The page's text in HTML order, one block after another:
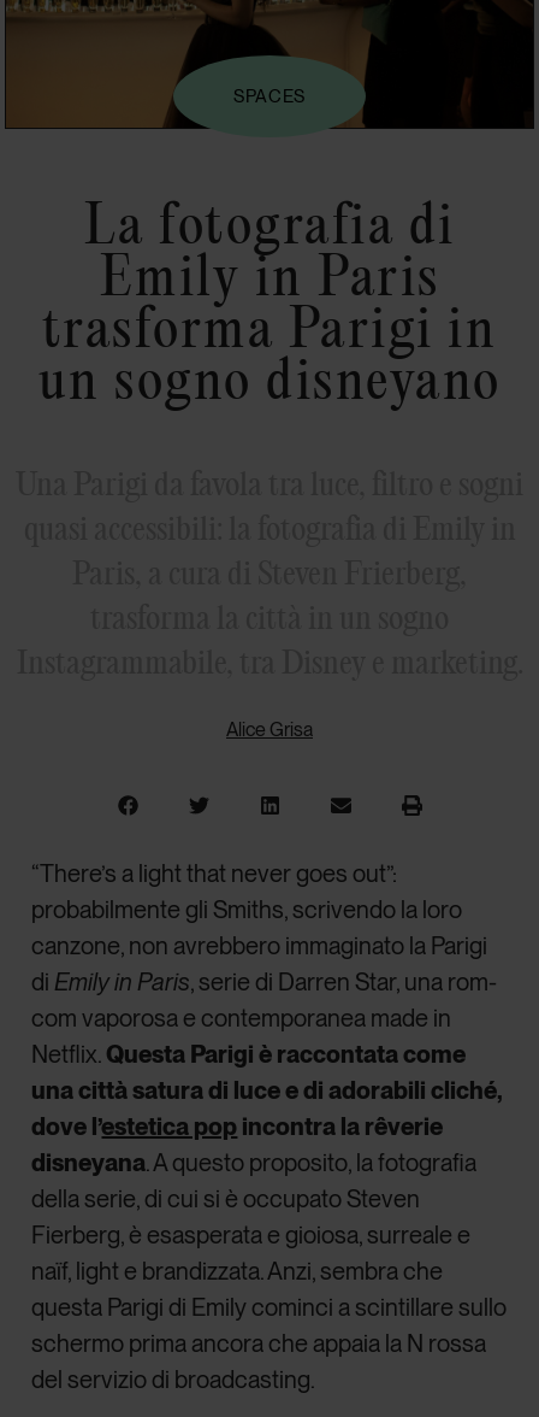
SPACES
La fotografia di
Emily in Paris
trasforma Parigi in
un sogno disneyano
Alice Grisa
“There’s a light that never goes out”:
probabilmente gli Smiths, scrivendo la loro
canzone, non avrebbero immaginato la Parigi
di Emily in Paris, serie di Darren Star, una rom-
com vaporosa e contemporanea made in
Netflix. Questa Parigi è raccontata come
una città satura di luce e di adorabili cliché,
dove l’estetica pop incontra la rêverie
disneyana. A questo proposito, la fotografia
della serie, di cui si è occupato Steven
Fierberg, è esasperata e gioiosa, surreale e
naïf, light e brandizzata. Anzi, sembra che
questa Parigi di Emily cominci a scintillare sullo
schermo prima ancora che appaia la N rossa
del servizio di broadcasting.